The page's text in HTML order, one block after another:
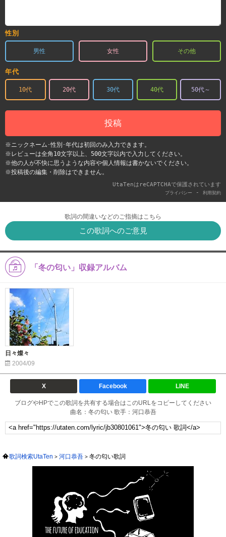
性別
男性 女性 その他
年代
10代 20代 30代 40代 50代～
投稿
※ニックネーム･性別･年代は初回のみ入力できます。
※レビューは全角10文字以上、500文字以内で入力してください。
※他の人が不快に思うような内容や個人情報は書かないでください。
※投稿後の編集・削除はできません。
UtaTenはreCAPTCHAで保護されています
プライバシー - 利用契約
歌詞の間違いなどのご指摘はこちら
この歌詞へのご意見
「冬の匂い」収録アルバム
日々燦々
2004/09
X Facebook LINE
ブログやHPでこの歌詞を共有する場合はこのURLをコピーしてください
曲名：冬の匂い 歌手：河口恭吾
歌詞検索UtaTen 河口恭吾 冬の匂い歌詞